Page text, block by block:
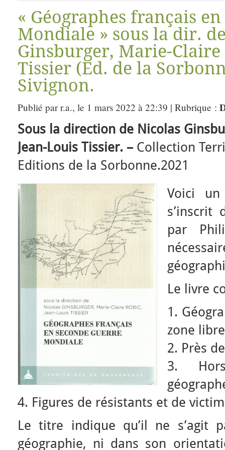
« Géographes français
Mondiale » sous la dir.
Ginsburger, Marie-Claire
Tissier (Ed. de la
Sivignon.
Publié par r.a., le 1 mars 2022 à 22:39 | Rubrique :
Sous la direction de Nicolas
Jean-Louis Tissier. – Collection
Editions de la Sorbonne.2021
Voici
s’inscrit
par
Le livre
1.
zone
2. Près
3.
4. Figures de résistants et de
Le titre indique qu’il ne s’agit
géographie, ni dans son